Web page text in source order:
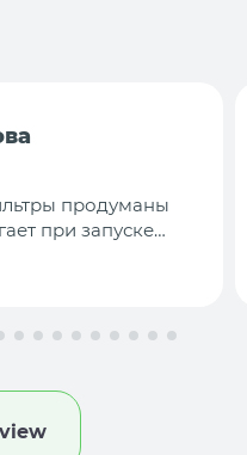
по
занимает минуты,